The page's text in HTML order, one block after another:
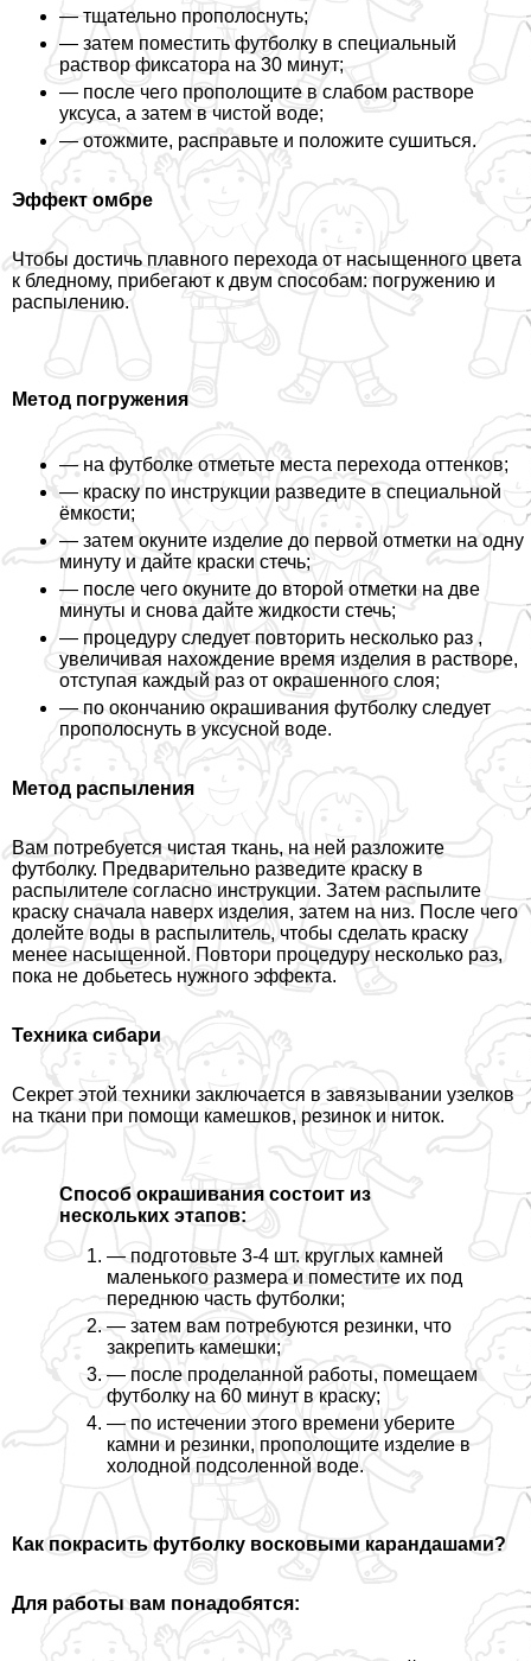
— тщательно прополоснуть;
— затем поместить футболку в специальный
раствор фиксатора на 30 минут;
— после чего прополощите в слабом растворе
уксуса, а затем в чистой воде;
— отожмите, расправьте и положите сушиться.
Эффект омбре
Чтобы достичь плавного перехода от насыщенного цвета
к бледному, прибегают к двум способам: погружению и
распылению.
Метод погружения
— на футболке отметьте места перехода оттенков;
— краску по инструкции разведите в специальной
ёмкости;
— затем окyните изделие до первой отметки на одну
минуту и дайте краски стечь;
— после чего окyните до второй отметки на две
минуты и снова дайте жидкости стечь;
— процедуру следует повторить несколько раз ,
увеличивая нахождение время изделия в растворе,
отступая каждый раз от окрашенного слоя;
— по окончанию окрашивания футболку следует
прополоснуть в уксусной воде.
Метод распыления
Вам потребуется чистая ткань, на ней разложите
футболку. Предварительно разведите краску в
распылителе согласно инструкции. Затем распылите
краску сначала наверх изделия, затем на низ. После чего
долейте воды в распылитель, чтобы сделать краску
менее насыщенной. Повтори процедуру несколько раз,
пока не добьетесь нужного эффекта.
Техника сибари
Секрет этой техники заключается в завязывании узелков
на ткани при помощи камешков, резинок и ниток.
Способ окрашивания состоит из
нескольких этапов:
— подготовьте 3-4 шт. круглых камней
маленького размера и поместите их под
переднюю часть футболки;
— затем вам потребуются резинки, что
закрепить камешки;
— после проделанной работы, помещаем
футболку на 60 минут в краску;
— по истечении этого времени уберите
камни и резинки, прополощите изделие в
холодной подсоленной воде.
Как покрасить футболку восковыми карандашами?
Для работы вам понадобятся: